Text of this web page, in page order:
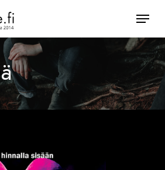
Sulje